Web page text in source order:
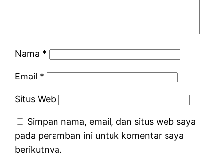
Nama *
Email *
Situs Web
Simpan nama, email, dan situs web saya
pada peramban ini untuk komentar saya
berikutnya.